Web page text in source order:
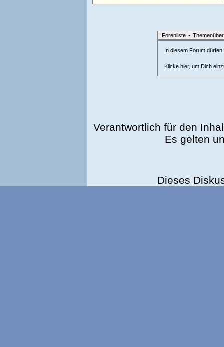
Forenliste •
In diesem Forum
Klicke hier, um Dich
Verantwortlich für den
Es gelten
Dieses